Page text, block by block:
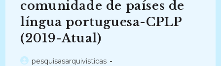
comunidade de países de
língua portuguesa-CPLP
(2019-Atual)
Autorpesquisasarquivisticas